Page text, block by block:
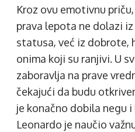
Kroz ovu emotivnu
prava lepota ne dolazi
statusa, već iz dobrote,
onima koji su ranjivi. U
zaboravlja na prave
čekajući da budu
je konačno dobila negu i
Leonardo je naučio